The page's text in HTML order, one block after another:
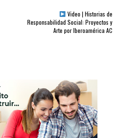
Video | Historias de
Responsabilidad Social: Proyectos y
Arte por Iberoamérica AC